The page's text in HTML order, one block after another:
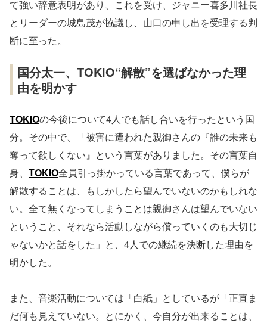
て強い辞意表明があり、これを受け、ジャニー喜多川社長
とリーダーの城島茂が協議し、山口の申し出を受理する判
断に至った。
国分太一、TOKIO“解散”を選ばなかった理
由を明かす
TOKIOの今後について4人でも話し合いを行ったという国
分。その中で、「被害に遭われた親御さんの『誰の未来も
奪って欲しくない』という言葉がありました。その言葉自
身、 TOKIO全員引っ掛かっている言葉であって、僕らが
解散することは、もしかしたら望んでいないのかもしれな
い。全て無くなってしまうことは親御さんは望んでいない
ということ、それなら活動しながら償っていくのも大切じ
ゃないかと話をした」と、4人での継続を決断した理由を
明かした。
また、音楽活動については「白紙」としているが「正直ま
だ何も見えていない。とにかく、今自分が出来ることは、